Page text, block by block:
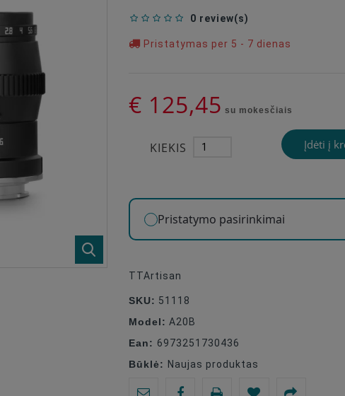
0 review(s)
Pristatymas per 5 - 7 dienas
€ 125,45 su mokesčiais
KIEKIS Įdėti į
Pristatymo pasirinkimai
TTArtisan
SKU: 51118
Model: A20B
Ean: 6973251730436
Būklė: Naujas produktas